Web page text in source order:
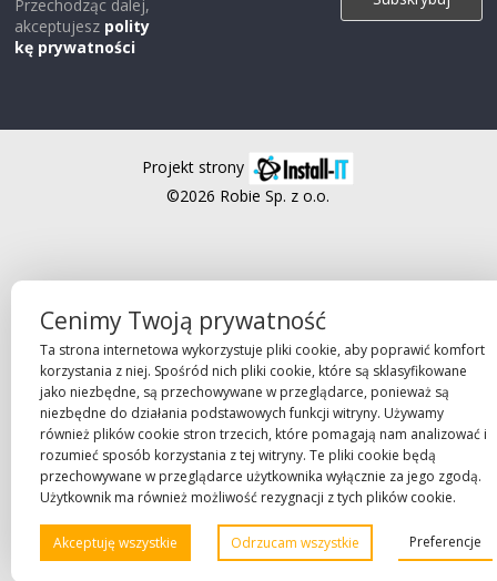
Przechodząc dalej,
akceptujesz polity
kę prywatności
Projekt strony
©2026 Robie Sp. z o.o.
Cenimy Twoją prywatność
Ta strona internetowa wykorzystuje pliki cookie, aby poprawić komfort
korzystania z niej. Spośród nich pliki cookie, które są sklasyfikowane
jako niezbędne, są przechowywane w przeglądarce, ponieważ są
niezbędne do działania podstawowych funkcji witryny. Używamy
również plików cookie stron trzecich, które pomagają nam analizować i
rozumieć sposób korzystania z tej witryny. Te pliki cookie będą
przechowywane w przeglądarce użytkownika wyłącznie za jego zgodą.
Użytkownik ma również możliwość rezygnacji z tych plików cookie.
Akceptuję wszystkie Odrzucam wszystkie Preferencje